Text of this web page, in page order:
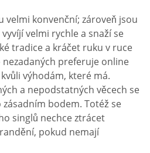
velmi konvenční; zároveň jsou
velmi rychle a snaží se
tradice a kráčet ruku v ruce
preferuje online
výhodám, které má.
a nepodstatných věcech se
bodem. Totéž se
singlů nechce ztrácet
pokud nemají